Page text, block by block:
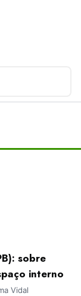
sobre
interno
Vidal